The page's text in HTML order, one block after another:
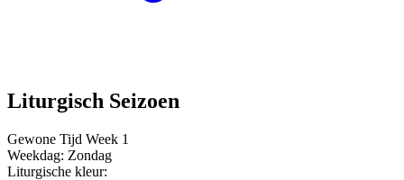
Liturgisch Seizoen
Gewone Tijd Week 1
Weekdag: Zondag
Liturgische kleur: